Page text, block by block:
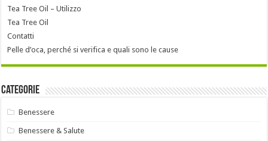
Tea Tree Oil – Utilizzo
Tea Tree Oil
Contatti
Pelle d’oca, perché si verifica e quali sono le cause
Categorie
Benessere
Benessere & Salute